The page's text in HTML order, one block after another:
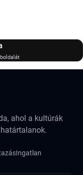
ahol a kultúrák
Ingatlan